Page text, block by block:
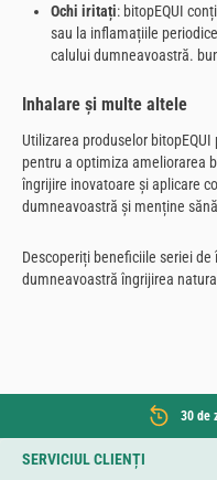
Ochi iritați: bitopEQUI
sau la inflamațiile
calului dumneavoastră.
Inhalare și multe altele
Utilizarea produselor
pentru a optimiza ameliorarea
îngrijire inovatoare și aplicare
dumneavoastră și menține
Descoperiți beneficiile seriei
dumneavoastră îngrijirea
30 de
SERVICIUL CLIENȚI